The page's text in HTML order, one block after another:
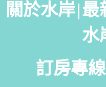
關於水岸|最
水
訂房專